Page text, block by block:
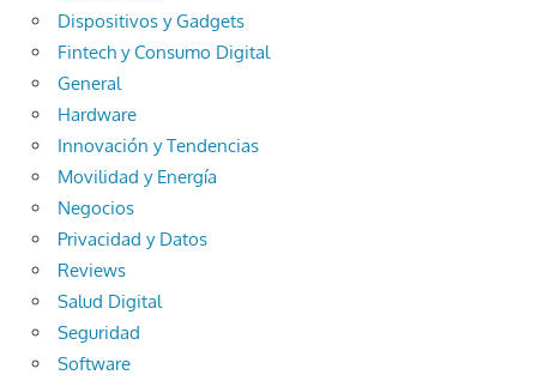
Dispositivos y Gadgets
Fintech y Consumo Digital
General
Hardware
Innovación y Tendencias
Movilidad y Energía
Negocios
Privacidad y Datos
Reviews
Salud Digital
Seguridad
Software